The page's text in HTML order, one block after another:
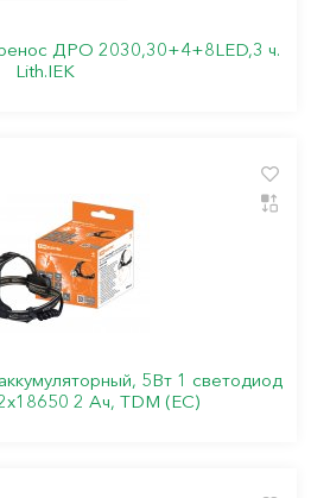
ДРО 2030,30+4+8LED,3 ч.
Lith.IEK
5Вт 1 светодиод
2 Ач, TDM (ЕС)